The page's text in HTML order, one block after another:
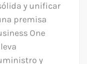
y unificar
premisa
One
y